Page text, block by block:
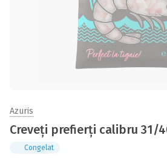
Azuris
Creveți prefierți calibru 31/
Congelat